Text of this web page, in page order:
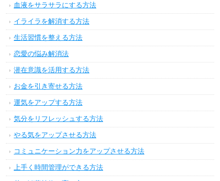
血液をサラサラにする方法
イライラを解消する方法
生活習慣を整える方法
恋愛の悩み解消法
潜在意識を活用する方法
お金を引き寄せる方法
運気をアップする方法
気分をリフレッシュする方法
やる気をアップさせる方法
コミュニケーション力をアップさせる方法
上手く時間管理ができる方法